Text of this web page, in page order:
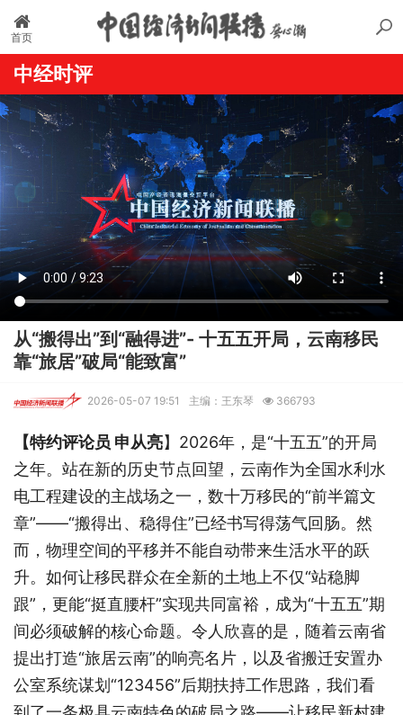
首页
中经时评
从“搬得出”到“融得进”- 十五五开局，云南移民
靠“旅居”破局“能致富”
2026-05-07 19:51 主编：王东琴 366793
【特约评论员 申从亮】2026年，是“十五五”的开局
之年。站在新的历史节点回望，云南作为全国水利水
电工程建设的主战场之一，数十万移民的“前半篇文
章”——“搬得出、稳得住”已经书写得荡气回肠。然
而，物理空间的平移并不能自动带来生活水平的跃
升。如何让移民群众在全新的土地上不仅“站稳脚
跟”，更能“挺直腰杆”实现共同富裕，成为“十五五”期
间必须破解的核心命题。令人欣喜的是，随着云南省
提出打造“旅居云南”的响亮名片，以及省搬迁安置办
公室系统谋划“123456”后期扶持工作思路，我们看